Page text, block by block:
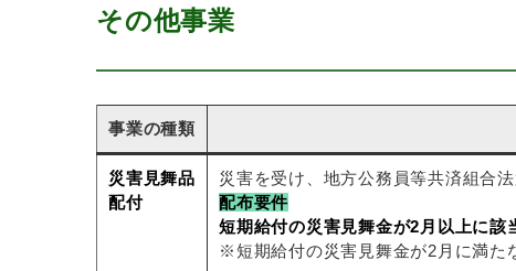
その他事業
事業の種類
災害見舞品
配付
災害を受け、地方公務員等共済組合
配布要件
短期給付の災害見舞金が2月以上に該
※短期給付の災害見舞金が2月に満た